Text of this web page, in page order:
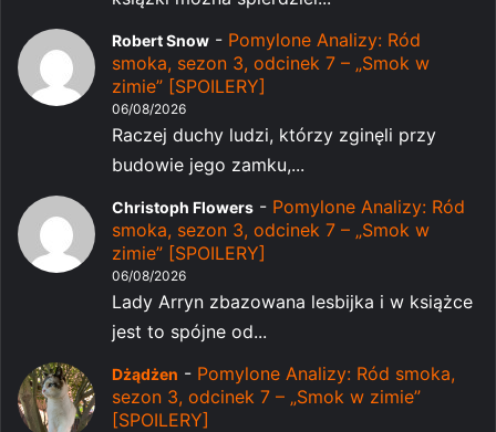
Robert Snow - Pomylone Analizy: Ród
smoka, sezon 3, odcinek 7 – „Smok w
zimie” [SPOILERY]
06/08/2026
Raczej duchy ludzi, którzy zginęli przy
budowie jego zamku,...
Christoph Flowers - Pomylone Analizy: Ród
smoka, sezon 3, odcinek 7 – „Smok w
zimie” [SPOILERY]
06/08/2026
Lady Arryn zbazowana lesbijka i w książce
jest to spójne od...
Dżądżen - Pomylone Analizy: Ród smoka,
sezon 3, odcinek 7 – „Smok w zimie”
[SPOILERY]